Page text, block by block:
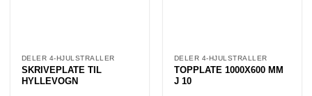
DELER 4-HJULSTRALLER
SKRIVEPLATE TIL
HYLLEVOGN
DELER 4-HJULSTRALLER
TOPPLATE 1000X600 MM
J 10